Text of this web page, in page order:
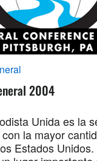
2004
Unida es la
la mayor
Estados